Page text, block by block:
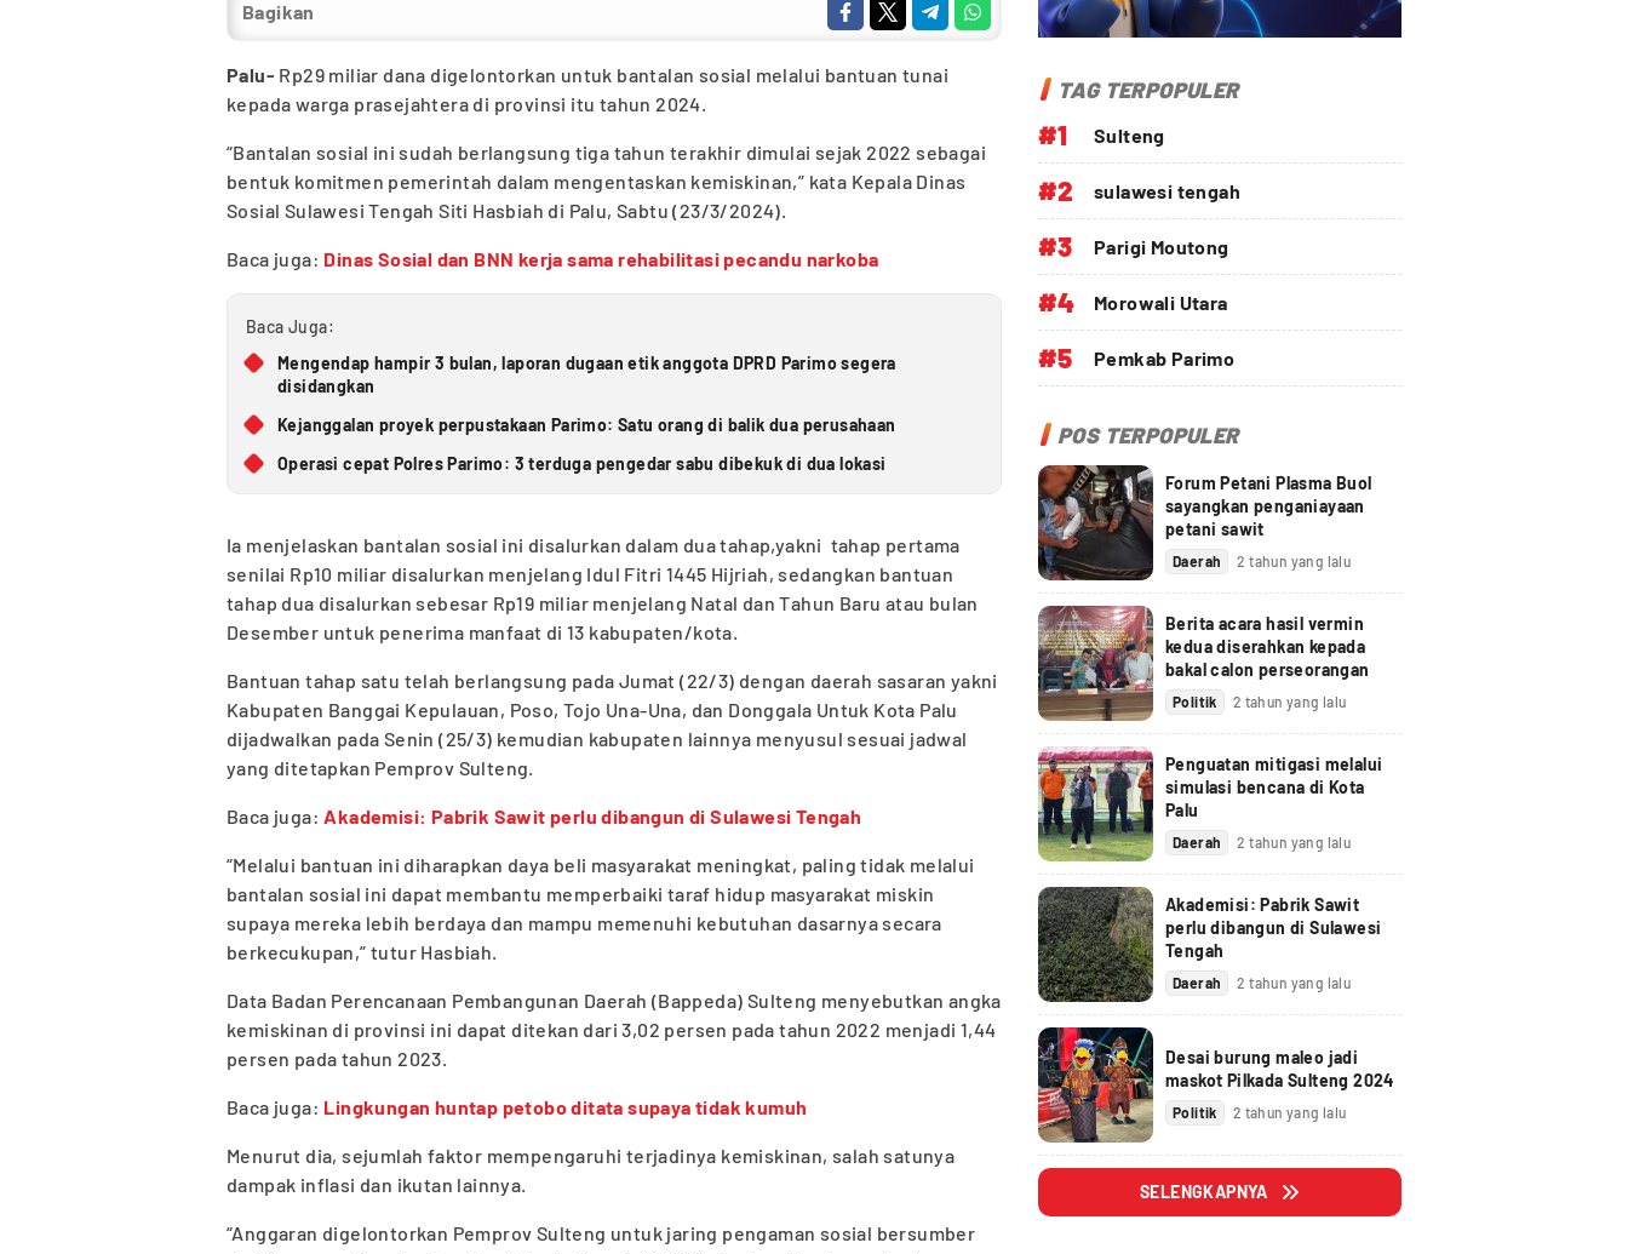
Bagikan
Palu- Rp29 miliar dana digelontorkan untuk bantalan sosial melalui bantuan tunai
kepada warga prasejahtera di provinsi itu tahun 2024.
“Bantalan sosial ini sudah berlangsung tiga tahun terakhir dimulai sejak 2022 sebagai
bentuk komitmen pemerintah dalam mengentaskan kemiskinan,” kata Kepala Dinas
Sosial Sulawesi Tengah Siti Hasbiah di Palu, Sabtu (23/3/2024).
Baca juga: Dinas Sosial dan BNN kerja sama rehabilitasi pecandu narkoba
Baca Juga:
Mengendap hampir 3 bulan, laporan dugaan etik anggota DPRD Parimo segera
disidangkan
Kejanggalan proyek perpustakaan Parimo: Satu orang di balik dua perusahaan
Operasi cepat Polres Parimo: 3 terduga pengedar sabu dibekuk di dua lokasi
Ia menjelaskan bantalan sosial ini disalurkan dalam dua tahap,yakni tahap pertama
senilai Rp10 miliar disalurkan menjelang Idul Fitri 1445 Hijriah, sedangkan bantuan
tahap dua disalurkan sebesar Rp19 miliar menjelang Natal dan Tahun Baru atau bulan
Desember untuk penerima manfaat di 13 kabupaten/kota.
Bantuan tahap satu telah berlangsung pada Jumat (22/3) dengan daerah sasaran yakni
Kabupaten Banggai Kepulauan, Poso, Tojo Una-Una, dan Donggala Untuk Kota Palu
dijadwalkan pada Senin (25/3) kemudian kabupaten lainnya menyusul sesuai jadwal
yang ditetapkan Pemprov Sulteng.
Baca juga:Akademisi: Pabrik Sawit perlu dibangun di Sulawesi Tengah
“Melalui bantuan ini diharapkan daya beli masyarakat meningkat, paling tidak melalui
bantalan sosial ini dapat membantu memperbaiki taraf hidup masyarakat miskin
supaya mereka lebih berdaya dan mampu memenuhi kebutuhan dasarnya secara
berkecukupan,” tutur Hasbiah.
Data Badan Perencanaan Pembangunan Daerah (Bappeda) Sulteng menyebutkan angka
kemiskinan di provinsi ini dapat ditekan dari 3,02 persen pada tahun 2022 menjadi 1,44
persen pada tahun 2023.
Baca juga: Lingkungan huntap petobo ditata supaya tidak kumuh
Menurut dia, sejumlah faktor mempengaruhi terjadinya kemiskinan, salah satunya
dampak inflasi dan ikutan lainnya.
“Anggaran digelontorkan Pemprov Sulteng untuk jaring pengaman sosial bersumber
TAG TERPOPULER
#1 Sulteng
#2 sulawesi tengah
#3 Parigi Moutong
#4 Morowali Utara
#5 Pemkab Parimo
POS TERPOPULER
Forum Petani Plasma Buol
sayangkan penganiayaan
petani sawit
Daerah 2 tahun yang lalu
Berita acara hasil vermin
kedua diserahkan kepada
bakal calon perseorangan
Politik 2 tahun yang lalu
Penguatan mitigasi melalui
simulasi bencana di Kota
Palu
Daerah 2 tahun yang lalu
Akademisi: Pabrik Sawit
perlu dibangun di Sulawesi
Tengah
Daerah 2 tahun yang lalu
Desai burung maleo jadi
maskot Pilkada Sulteng 2024
Politik 2 tahun yang lalu
SELENGKAPNYA